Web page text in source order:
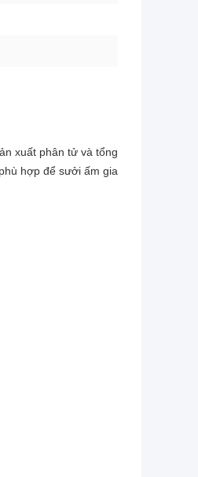
xuất phân tử và tổng
hợp để sưởi ấm gia